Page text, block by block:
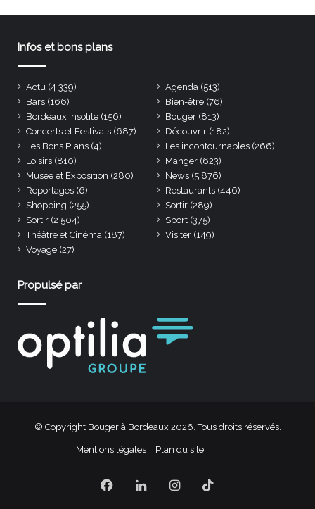
Infos et bons plans
Actu (4 339) Agenda (513)
Bars (166) Bien-être (76)
Bordeaux Insolite (156) Bouger (813)
Concerts et Festivals (687) Découvrir (182)
Les Bons Plans (4) Les incontournables (266)
Loisirs (810) Manger (623)
Musée et Exposition (280) News (5 876)
Reportages (6) Restaurants (446)
Shopping (255) Sortir (289)
Sortir (2 504) Sport (375)
Théâtre et Cinéma (187) Visiter (149)
Voyage (27)
Propulsé par
© Copyright Bouger à Bordeaux 2026. Tous droits réservés.
Mentions légales Plan du site
Facebook
LinkedinInstagram